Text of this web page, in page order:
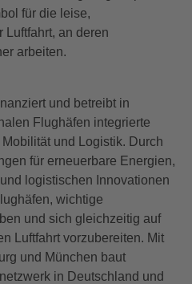
für die leise,
Luftfahrt, an deren
arbeiten.
und betreibt in
Flughäfen integrierte
und Logistik. Durch
für erneuerbare Energien,
logistischen Innovationen
wichtige
und sich gleichzeitig auf
Luftfahrt vorzubereiten. Mit
und München baut
in Deutschland und